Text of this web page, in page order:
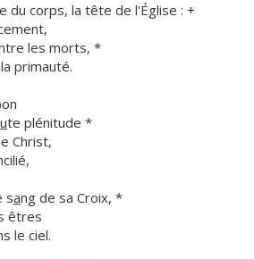
du corps, la tête de l'Église : +
les morts, *
primauté.
ute plénitude *
Christ,
sang de sa Croix, *
êtres
le ciel.